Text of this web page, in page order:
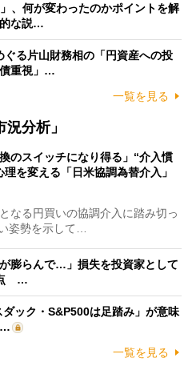
、何が変わったのかポイントを解
な説…
ぐる片山財務相の「円資産への投
重視」…
一覧を見る
分析」
換のスイッチになり得る」“介入慣
を変える「日米協調為替介入」
なる円買いの協調介入に踏み切っ
姿勢を示して…
膨らんで…」損失を投資家として
点 …
ダック・S&P500は足踏み」が意味
…
一覧を見る